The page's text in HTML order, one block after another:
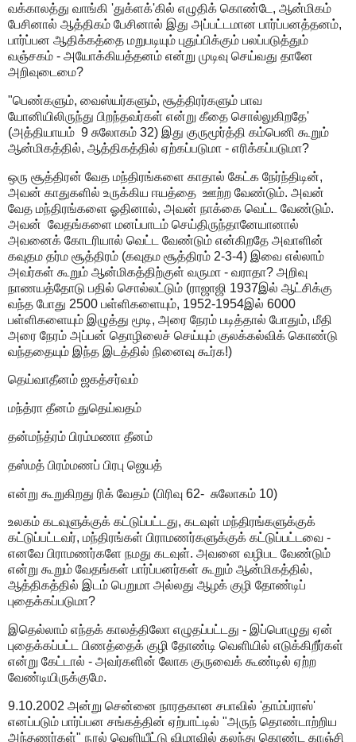
வக்காலத்து வாங்கி 'துக்ளக்'கில் எழுதிக் கொண்டே, ஆன்மிகம்
பேசினால் ஆத்திகம் பேசினால் இது அப்பட்டமான பார்ப்பனத்தனம்,
பார்ப்பன ஆதிக்கத்தை மறுபடியும் புதுப்பிக்கும் பலப்படுத்தும்
வஞ்சகம் - அயோக்கியத்தனம் என்று முடிவு செய்வது தானே
அறிவுடைமை?
"பெண்களும், வைஸ்யர்களும், சூத்திரர்களும் பாவ
யோனியிலிருந்து பிறந்தவர்கள் என்று கீதை சொல்லுகிறதே'
(அத்தியாயம் 9 சுலோகம் 32) இது குருமூர்த்தி கம்பெனி கூறும்
ஆன்மிகத்தில், ஆத்திகத்தில் ஏற்கப்படுமா - எரிக்கப்படுமா?
ஒரு சூத்திரன் வேத மந்திரங்களை காதால் கேட்க நேர்ந்திடின்,
அவன் காதுகளில் உருக்கிய ஈயத்தை ஊற்ற வேண்டும். அவன்
வேத மந்திரங்களை ஓதினால், அவன் நாக்கை வெட்ட வேண்டும்.
அவன் வேதங்களை மனப்பாடம் செய்திருந்தானேயானால்
அவனைக் கோடரியால் வெட்ட வேண்டும் என்கிறதே அவாளின்
கவுதம தர்ம சூத்திரம் (கவுதம சூத்திரம் 2-3-4) இவை எல்லாம்
அவர்கள் கூறும் ஆன்மிகத்திற்குள் வருமா - வராதா? அறிவு
நாணயத்தோடு பதில் சொல்லட்டும் (ராஜாஜி 1937இல் ஆட்சிக்கு
வந்த போது 2500 பள்ளிகளையும், 1952-1954இல் 6000
பள்ளிகளையும் இழுத்து மூடி, அரை நேரம் படித்தால் போதும், மீதி
அரை நேரம் அப்பன் தொழிலைச் செய்யும் குலக்கல்விக் கொண்டு
வந்ததையும் இந்த இடத்தில் நினைவு கூர்க!)
தெய்வாதீனம் ஜகத்சர்வம்
மந்த்ரா தீனம் துதெய்வதம்
தன்மந்த்ரம் பிரம்மணா தீனம்
தஸ்மத் பிரம்மணப் பிரபு ஜெயத்
என்று கூறுகிறது ரிக் வேதம் (பிரிவு 62- சுலோகம் 10)
உலகம் கடவுளுக்குக் கட்டுப்பட்டது, கடவுள் மந்திரங்களுக்குக்
கட்டுப்பட்டவர், மந்திரங்கள் பிராமணர்களுக்குக் கட்டுப்பட்டவை -
எனவே பிராமணர்களே நமது கடவுள். அவனை வழிபட வேண்டும்
என்று கூறும் வேதங்கள் பார்ப்பனர்கள் கூறும் ஆன்மிகத்தில்,
ஆத்திகத்தில் இடம் பெறுமா அல்லது ஆழக் குழி தோண்டிப்
புதைக்கப்படுமா?
இதெல்லாம் எந்தக் காலத்திலோ எழுதப்பட்டது - இப்பொழுது ஏன்
புதைக்கப்பட்ட பிணத்தைக் குழி தோண்டி வெளியில் எடுக்கிறீர்கள்
என்று கேட்டால் - அவர்களின் லோக குருவைக் கூண்டில் ஏற்ற
வேண்டியிருக்குமே.
9.10.2002 அன்று சென்னை நாரதகான சபாவில் 'தாம்ப்ராஸ்'
எனப்படும் பார்ப்பன சங்கத்தின் ஏற்பாட்டில் "அருந் தொண்டாற்றிய
அந்தணர்கள்" நூல் வெளியீட்டு விழாவில் கலந்து கொண்ட காஞ்சி